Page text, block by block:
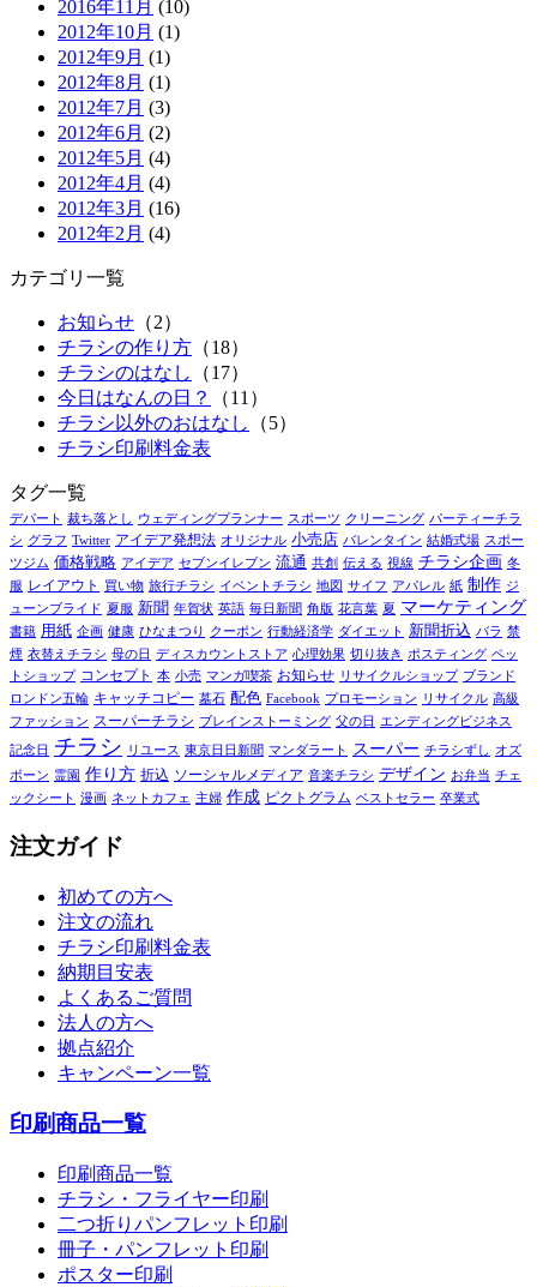
2016年11月 (10)
2012年10月 (1)
2012年9月 (1)
2012年8月 (1)
2012年7月 (3)
2012年6月 (2)
2012年5月 (4)
2012年4月 (4)
2012年3月 (16)
2012年2月 (4)
カテゴリ一覧
お知らせ （2）
チラシの作り方 （18）
チラシのはなし
（17）
今日はなんの日？
（11）
チラシ以外のおはなし
（5）
チラシ印刷料金表
タグ一覧
デパート 裁ち落とし ウェディングプランナー スポーツ クリーニング パーティーチラ
シ グラフ Twitter アイデア発想法 オリジナル 小売店 バレンタイン 結婚式場 スポー
ツジム 価格戦略 アイデア セブンイレブン 流通 共創 伝える 視線 チラシ企画 冬
服 レイアウト 買い物 旅行チラシ イベントチラシ 地図 サイフ アパレル 紙 制作 ジ
ューンブライド 夏服 新聞 年賀状 英語 毎日新聞 角版 花言葉 夏 マーケティング
書籍 用紙 企画 健康 ひなまつり クーポン 行動経済学 ダイエット 新聞折込 バラ 禁
煙 衣替えチラシ 母の日 ディスカウントストア 心理効果 切り抜き ポスティング ペッ
トショップ コンセプト 本 小売 マンガ喫茶 お知らせ リサイクルショップ ブランド
ロンドン五輪 キャッチコピー 墓石 配色 Facebook プロモーション リサイクル 高級
ファッション スーパーチラシ ブレインストーミング 父の日 エンディングビジネス
記念日 チラシ リユース 東京日日新聞 マンダラート スーパー チラシずし
オズ
ボーン 霊園 作り方 折込 ソーシャルメディア 音楽チラシ デザイン お弁当 チェ
ックシート 漫画 ネットカフェ 主婦 作成 ピクトグラム ベストセラー 卒業式
注文ガイド
初めての方へ
注文の流れ
チラシ印刷料金表
納期目安表
よくあるご質問
法人の方へ
拠点紹介
キャンペーン一覧
印刷商品一覧
印刷商品一覧
チラシ・フライヤー印刷
二つ折りパンフレット印刷
冊子・パンフレット印刷
ポスター印刷